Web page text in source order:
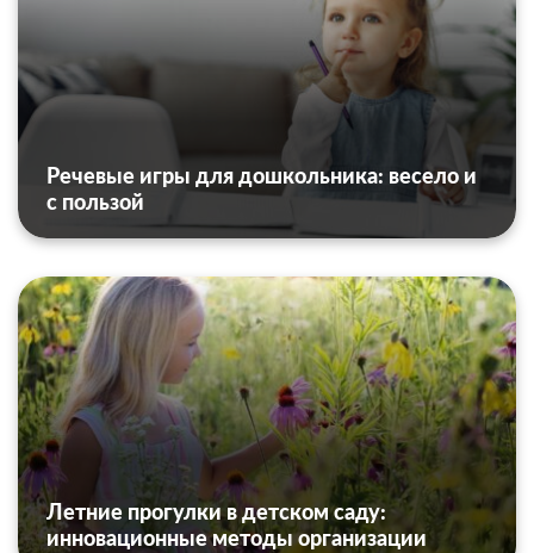
Речевые игры для дошкольника: весело и
с пользой
Летние прогулки в детском саду:
инновационные методы организации